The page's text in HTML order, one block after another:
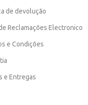
de devolução
Reclamações Electronico
e Condições
e Entregas